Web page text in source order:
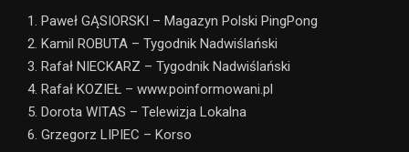
1. Paweł GĄSIORSKI – Magazyn Polski PingPong
2. Kamil ROBUTA – Tygodnik Nadwiślański
3. Rafał NIECKARZ – Tygodnik Nadwiślański
4. Rafał KOZIEŁ – www.poinformowani.pl
5. Dorota WITAS – Telewizja Lokalna
6. Grzegorz LIPIEC – Korso